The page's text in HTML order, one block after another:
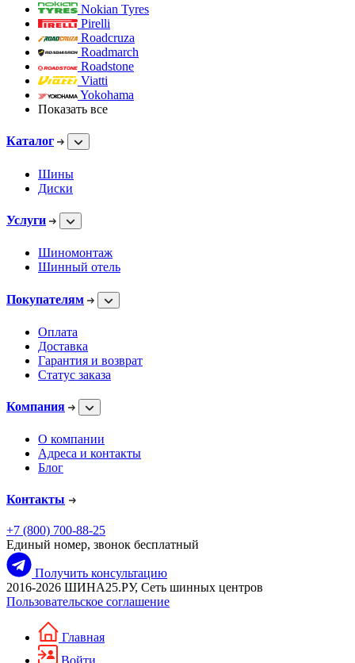
Nokian Tyres
Pirelli
Roadcruza
Roadmarch
Roadstone
Viatti
Yokohama
Показать все
Каталог
Шины
Диски
Услуги
Шиномонтаж
Шинный отель
Покупателям
Оплата
Доставка
Гарантия и возврат
Статус заказа
Компания
О компании
Адреса и контакты
Блог
Контакты
+7 (800) 700-88-25
Единый номер, звонок бесплатный
Получить консультацию
2016-2026 ШИНА25.РУ, Сеть шинных центров
Пользовательское соглашение
Главная
Войти